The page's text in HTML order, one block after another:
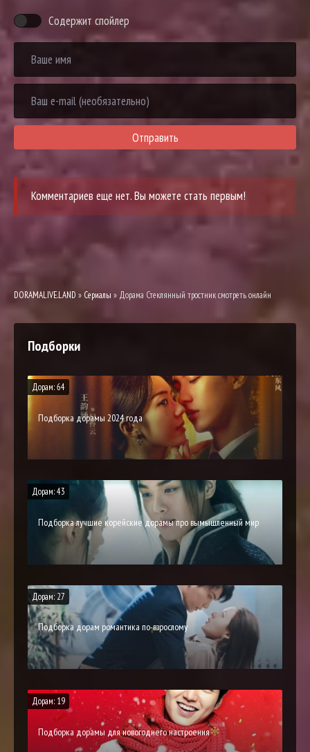
Содержит спойлер
Отправить
Комментариев еще нет. Вы можете стать первым!
DORAMALIVE.LAND » Сериалы » Дорама Стеклянный тростник смотреть онлайн
Подборки
Дорам: 64
Подборка дорамы 2024 года
Дорам: 43
Подборка лучшие корейские дорамы про вымышленный мир
Дорам: 27
Подборка дорам романтика по-взрослому
Дорам: 19
Подборка дорамы для новогоднего настроения